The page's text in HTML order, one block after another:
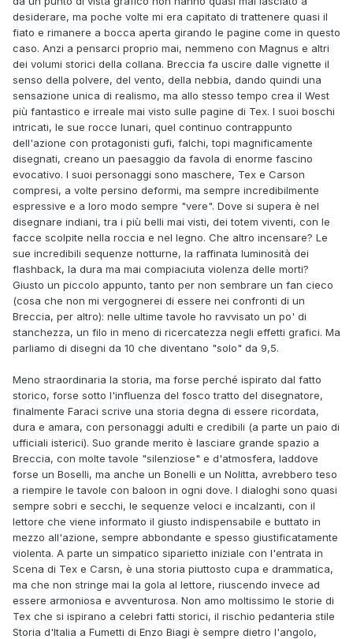
desiderare, ma poche volte mi era capitato di trattenere quasi il
fiato e rimanere a bocca aperta girando le pagine come in questo
caso. Anzi a pensarci proprio mai, nemmeno con Magnus e altri
dei volumi storici della collana. Breccia fa uscire dalle vignette il
senso della polvere, del vento, della nebbia, dando quindi una
sensazione unica di realismo, ma allo stesso tempo crea il West
più fantastico e irreale mai visto sulle pagine di Tex. I suoi boschi
intricati, le sue rocce lunari, quel continuo contrappunto
dell'azione con protagonisti gufi, falchi, topi magnificamente
disegnati, creano un paesaggio da favola di enorme fascino
evocativo. I suoi personaggi sono maschere, Tex e Carson
compresi, a volte persino deformi, ma sempre incredibilmente
espressive e a loro modo sempre "vere". Dove si supera è nel
disegnare indiani, tra i più belli mai visti, dei totem viventi, con le
facce scolpite nella roccia e nel legno. Che altro incensare? Le
sue incredibili sequenze notturne, la raffinata luminosità dei
flashback, la dura ma mai compiaciuta violenza delle morti?
Giusto un piccolo appunto, tanto per non sembrare un fan cieco
(cosa che non mi vergognerei di essere nei confronti di un
Breccia, per altro): nelle ultime tavole ho ravvisato un po' di
stanchezza, un filo in meno di ricercatezza negli effetti grafici. Ma
parliamo di disegni da 10 che diventano "solo" da 9,5.
Meno straordinaria la storia, ma forse perché ispirato dal fatto
storico, forse sotto l'influenza del fosco tratto del disegnatore,
finalmente Faraci scrive una storia degna di essere ricordata,
dura e amara, con personaggi adulti e credibili (a parte un paio di
ufficiali isterici). Suo grande merito è lasciare grande spazio a
Breccia, con molte tavole "silenziose" e d'atmosfera, laddove
forse un Boselli, ma anche un Bonelli e un Nolitta, avrebbero teso
a riempire le tavole con baloon in ogni dove. I dialoghi sono quasi
sempre sobri e secchi, le sequenze veloci e incalzanti, con il
lettore che viene informato il giusto indispensabile e buttato in
mezzo all'azione, sempre abbondante e spesso giustificatamente
violenta. A parte un simpatico siparietto iniziale con l'entrata in
Scena di Tex e Carsn, è una storia piuttosto cupa e drammatica,
ma che non stringe mai la gola al lettore, riuscendo invece ad
essere armoniosa e avventurosa. Non amo moltissimo le storie di
Tex che si ispirano a celebri fatti storici, il rischio pedanteria stile
Storia d'Italia a Fumetti di Enzo Biagi è sempre dietro l'angolo,